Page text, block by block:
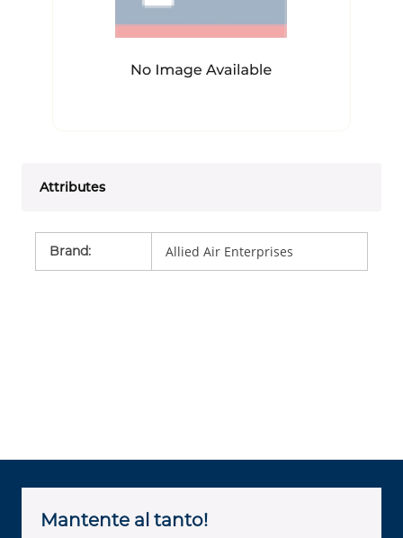
Attributes
Brand: Allied Air Enterprises
Mantente al tanto!